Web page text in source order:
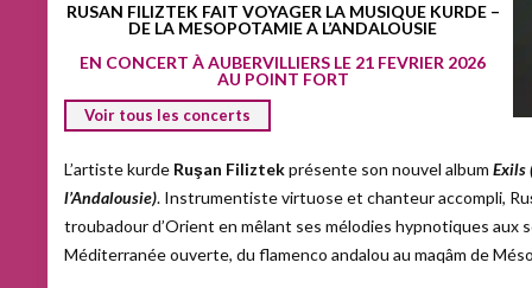
RUSAN FILIZTEK FAIT VOYAGER LA MUSIQUE KURDE –
DE LA MESOPOTAMIE A L’ANDALOUSIE
EN CONCERT À AUBERVILLIERS LE 21 FEVRIER 2026
AU POINT FORT
Voir tous les concerts
L’artiste kurde Ruşan Filiztekprésente son nouvel album Exils
l’Andalousie). Instrumentiste virtuose et chanteur accompli,
troubadour d’Orient en mêlant ses mélodies hypnotiques aux
Méditerranée ouverte, du flamenco andalou au maqâm de